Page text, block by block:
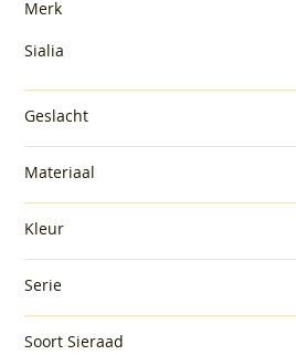
Merk
Sialia
Geslacht
Materiaal
Kleur
Serie
Soort Sieraad